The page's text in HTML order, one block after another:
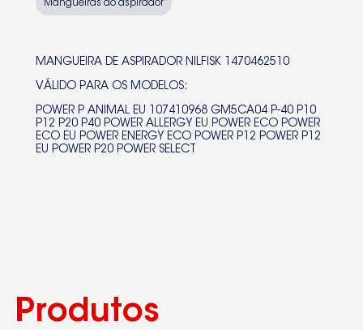
Mangueiras do aspirador
MANGUEIRA DE ASPIRADOR NILFISK 1470462510
VÁLIDO PARA OS MODELOS:
POWER P ANIMAL EU 107410968 GM5CA04 P-40 P10
P12 P20 P40 POWER ALLERGY EU POWER ECO POWER
ECO EU POWER ENERGY ECO POWER P12 POWER P12
EU POWER P20 POWER SELECT
Produtos